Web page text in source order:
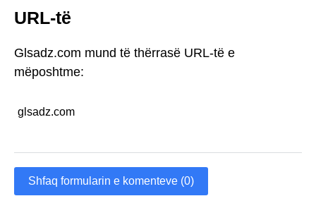
URL-të
Glsadz.com mund të thërrasë URL-të e
mëposhtme:
glsadz.com
Shfaq formularin e komenteve (0)